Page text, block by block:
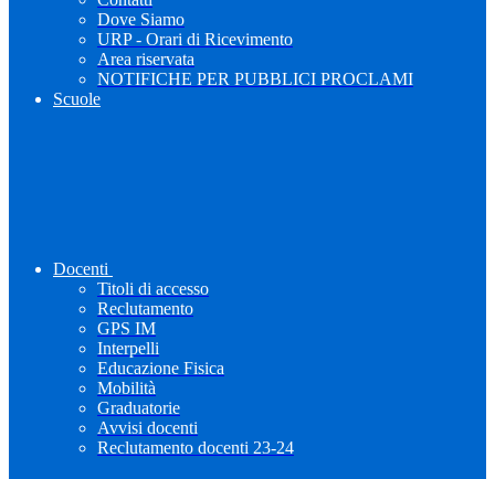
Dove Siamo
URP - Orari di Ricevimento
Area riservata
NOTIFICHE PER PUBBLICI PROCLAMI
Scuole
Docenti
Titoli di accesso
Reclutamento
GPS IM
Interpelli
Educazione Fisica
Mobilità
Graduatorie
Avvisi docenti
Reclutamento docenti 23-24